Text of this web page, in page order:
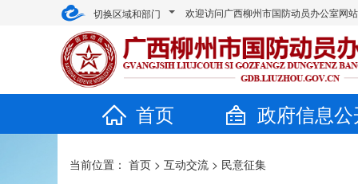
切换区域和部门 欢迎访问广西柳州市国防动员办公室
首页 政府信息
当前位置： 首页 > 互动交流 > 民意征集